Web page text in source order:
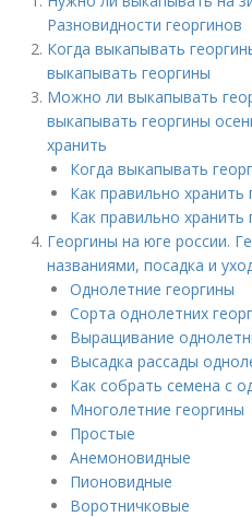
Разновидности георгинов
Когда выкапывать
выкапывать георгины
Можно ли выкапывать
выкапывать георгины
хранить
Когда выкапывать
Как правильно хранить
Как правильно хранить
Георгины на юге россии.
названиями, посадка и
Однолетние георгины
Сорта однолетних
Выращивание
Высадка рассады
Как собрать семена с
Многолетние георгины
Простые
Анемоновидные
Пионовидные
Воротничковые